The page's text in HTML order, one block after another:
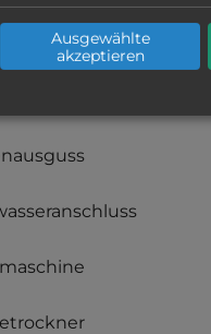
Ausgewählte
akzeptieren